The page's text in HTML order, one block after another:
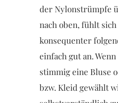
der Nylonstrümpfe
nach oben, fühlt
konsequenter
einfach gut an.
stimmig eine Bluse
bzw. Kleid gewählt